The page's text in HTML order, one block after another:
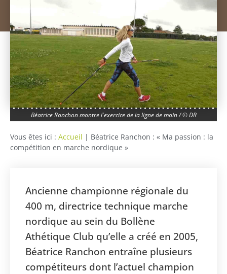
Béatrice Ranchon montre l'exercice de la ligne de main / © DR
Vous êtes ici : Accueil | Béatrice Ranchon : « Ma passion : la
compétition en marche nordique »
Ancienne championne régionale du
400 m, directrice technique marche
nordique au sein du Bollène
Athétique Club qu’elle a créé en 2005,
Béatrice Ranchon entraîne plusieurs
compétiteurs dont l’actuel champion